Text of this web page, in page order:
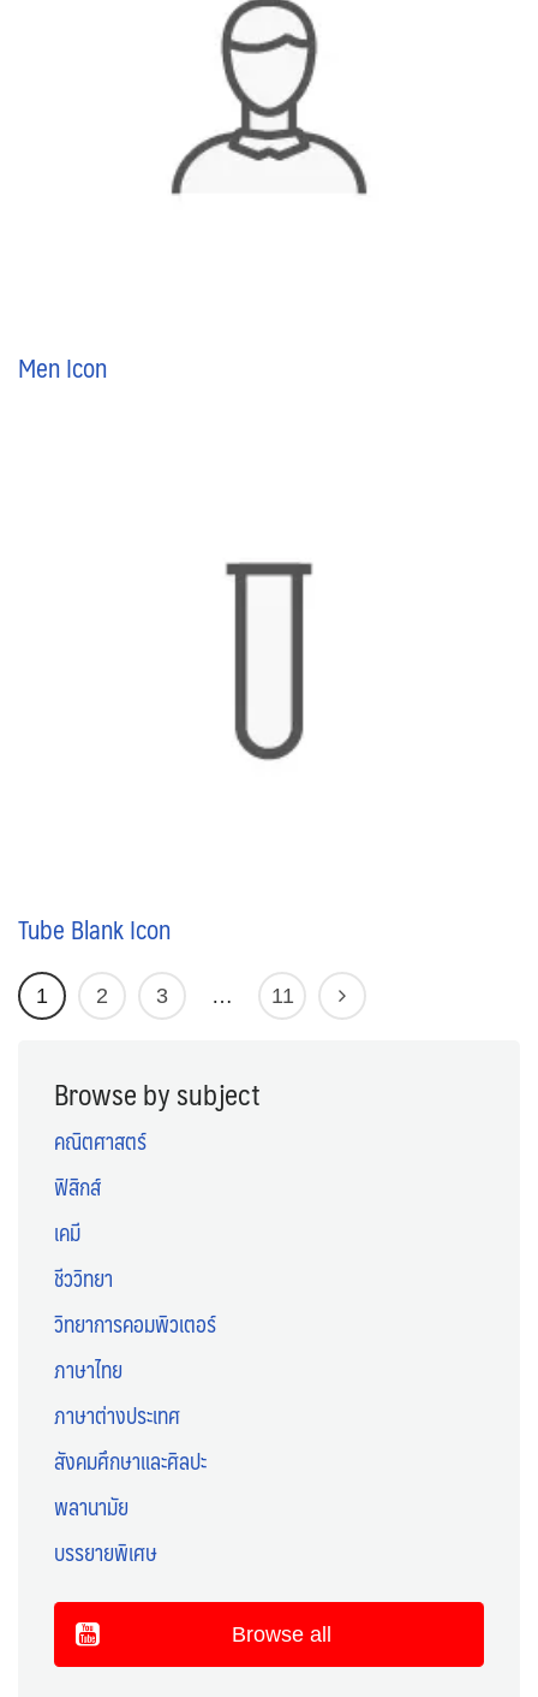
Men Icon
Tube Blank Icon
1 2 3 … 11
Browse by subject
คณิตศาสตร์
ฟิสิกส์
เคมี
ชีววิทยา
วิทยาการคอมพิวเตอร์
ภาษาไทย
ภาษาต่างประเทศ
สังคมศึกษาและศิลปะ
พลานามัย
บรรยายพิเศษ
Browse all